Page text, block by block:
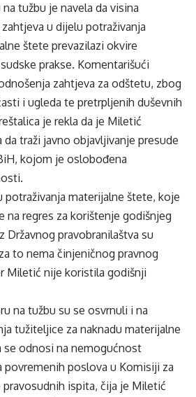
tužbu je navela da visina
u dijelu potraživanja
štete prevazilazi okvire
prakse. Komentarišući
zahtjeva za odštetu, zbog
i ugleda te pretrpljenih duševnih
je rekla da je Miletić
da traži javno objavljivanje presude
kojom je oslobođena
potraživanja materijalne štete, koje
na regres za korištenje godišnjeg
Državnog pravobranilaštva su
to nema činjeničnog pravnog
Miletić nije koristila godišnji
na tužbu su se osvrnuli i na
tužiteljice za naknadu materijalne
se odnosi na nemogućnost
povremenih poslova u Komisiji za
pravosudnih ispita, čija je Miletić